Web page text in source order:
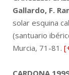
Gallardo, F.
solar esquina
(santuario
Murcia, 71-81.
CARDONA